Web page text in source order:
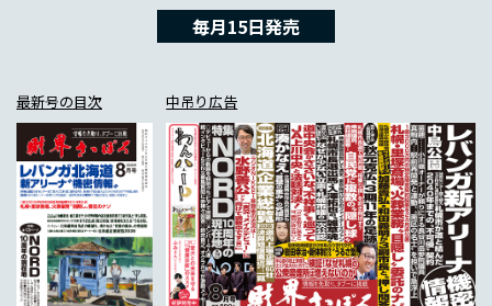
毎月15日発売
最新号の目次 中吊り広告